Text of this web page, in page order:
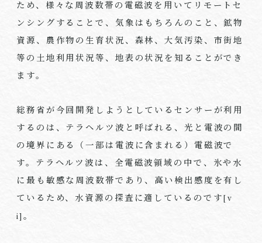
ため、様々な周波数帯の電磁波を用いてリモートセ
ンシングすることで、気象はもちろんのこと、鉱物
資源、農作物の生育状況、森林、大気汚染、市街地
等の土地利用状況等、地表の状況を知ることができ
ます。
総務省が今回開発しようとしているセンサーが利用
するのは、テラヘルツ波と呼ばれる、光と電波の間
の境界にある（一部は電波に含まれる）電磁波で
す。テラヘルツ波は、全電磁波領域の中で、氷や水
に最も敏感な周波数帯であり、高い検出感度を有し
ているため、水資源の探査に適しているのです[v
i] 。